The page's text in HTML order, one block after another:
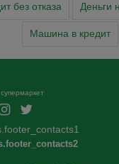
без отказа Деньги
Машина в кредит